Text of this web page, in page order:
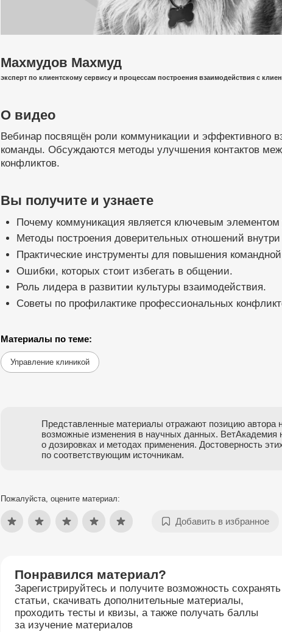
Махмудов Махмуд
эксперт по клиентскому сервису и процессам построения взаимодействия с
О видео
Вебинар посвящён роли коммуникации и эффективного
команды. Обсуждаются методы улучшения контактов
конфликтов.
Вы получите и узнаете
Почему коммуникация является ключевым элементом
Методы построения доверительных отношений внутри
Практические инструменты для повышения
Ошибки, которых стоит избегать в общении.
Роль лидера в развитии культуры взаимодействия.
Советы по профилактике профессиональных
Материалы по теме:
Управление клиникой
Представленные материалы отражают позицию автора
возможные изменения в научных данных. ВетАкадемия
о дозировках и методах применения. Достоверность
по соответствующим источникам.
Пожалуйста, оцените материал:
Добавить в избранное
Понравился материал?
Зарегистрируйтесь и получите возможность сохранять
статьи, скачивать дополнительные материалы,
проходить тесты и квизы, а также получать баллы
за изучение материалов